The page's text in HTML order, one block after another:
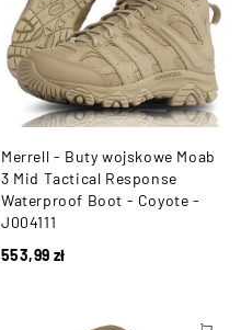
Merrell - Buty wojskowe Moab
3 Mid Tactical Response
Waterproof Boot - Coyote -
J004111
553,99 zł